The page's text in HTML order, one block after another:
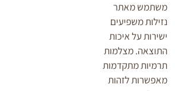
משתמש מאתר
נזילות משפיעים
ישירות על איכות
התוצאה. מצלמות
תרמיות מתקדמות
מאפשרות לזהות